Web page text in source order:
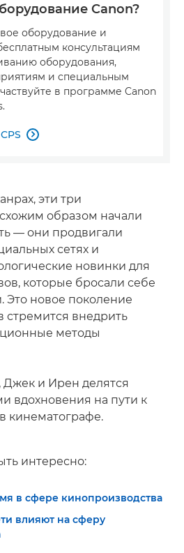
Canon?
оборудование и
консультациям
оборудования,
и специальным
в программе Canon

эти три
образом начали
— они продвигали
сетях и
новинки для
которые бросали себе
Это новое поколение
стремится внедрить
методы
Джек и Ирен делятся
вдохновения на пути к
кинематографе.
интересно:
в сфере кинопроизводства
влияют на сферу